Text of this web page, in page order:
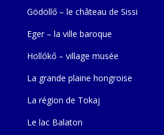
Gödöllő – le château de Sissi
Eger – la ville baroque
Hollókő – village musée
La grande plaine hongroise
La région de Tokaj
Le lac Balaton